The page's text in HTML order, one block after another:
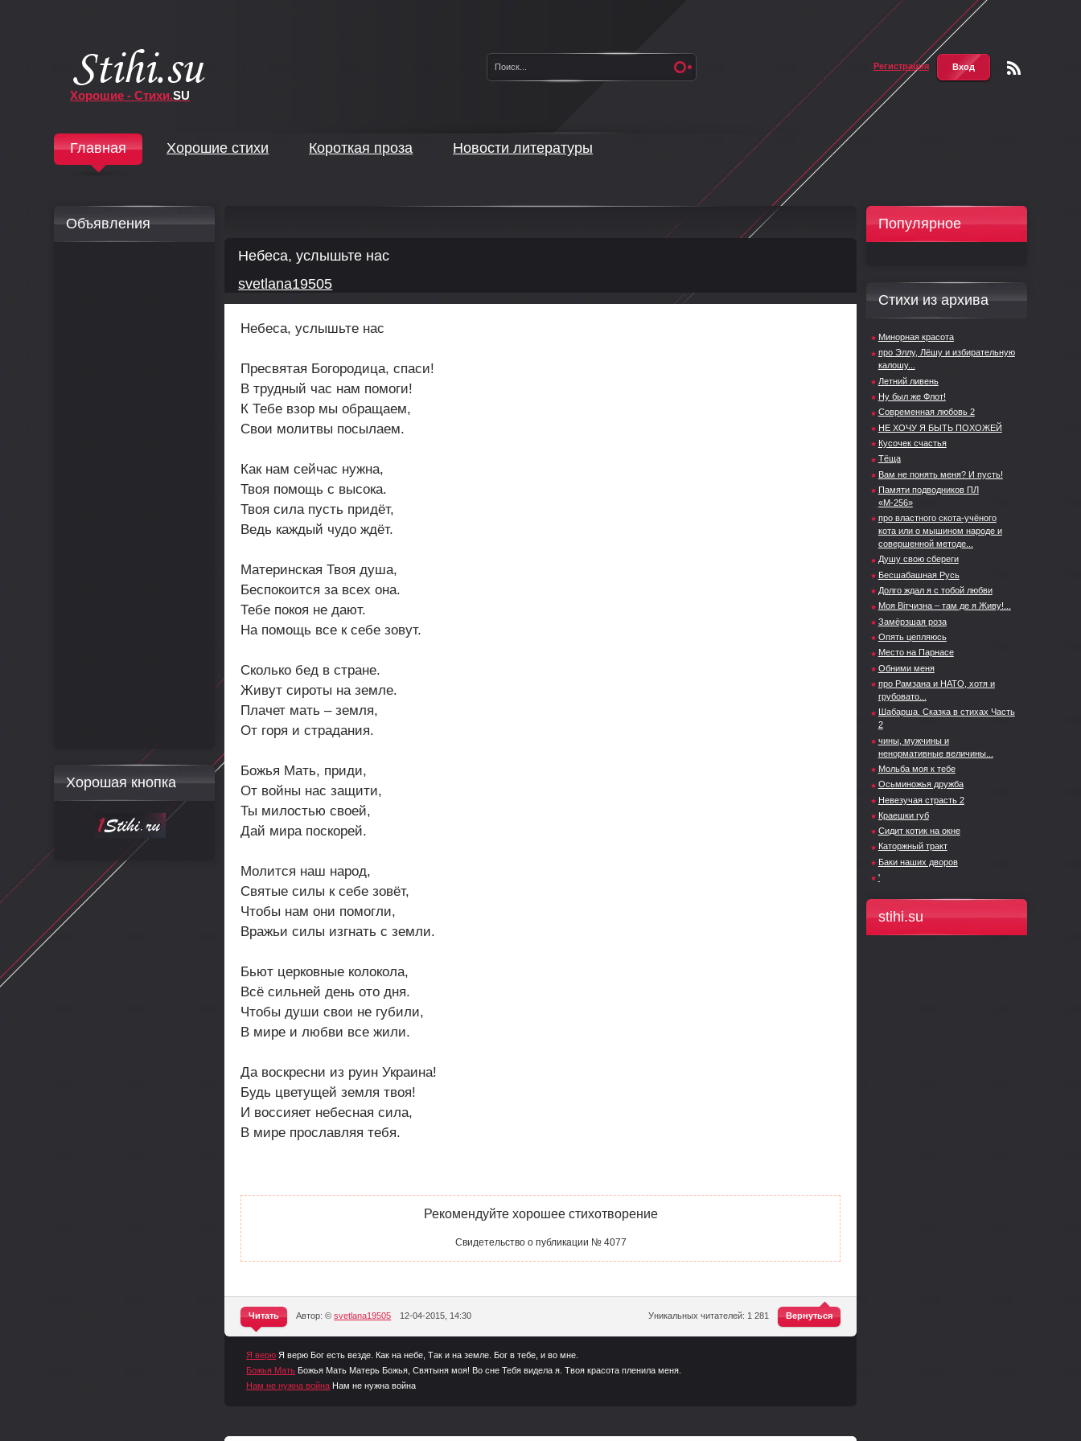
Хорошие - Стихи.SU
Регистрация Вход
Главная Хорошие стихи Короткая проза Новости литературы
Небеса, услышьте нас
svetlana19505
Небеса, услышьте нас
Пресвятая Богородица, спаси!
В трудный час нам помоги!
К Тебе взор мы обращаем,
Свои молитвы посылаем.
Как нам сейчас нужна,
Твоя помощь с высока.
Твоя сила пусть придёт,
Ведь каждый чудо ждёт.
Материнская Твоя душа,
Беспокоится за всех она.
Тебе покоя не дают.
На помощь все к себе зовут.
Сколько бед в стране.
Живут сироты на земле.
Плачет мать – земля,
От горя и страдания.
Божья Мать, приди,
От войны нас защити,
Ты милостью своей,
Дай мира поскорей.
Молится наш народ,
Святые силы к себе зовёт,
Чтобы нам они помогли,
Вражьи силы изгнать с земли.
Бьют церковные колокола,
Всё сильней день ото дня.
Чтобы души свои не губили,
В мире и любви все жили.
Да воскресни из руин Украина!
Будь цветущей земля твоя!
И воссияет небесная сила,
В мире прославляя тебя.
Рекомендуйте хорошее стихотворение
Свидетельство о публикации № 4077
Вернуться
Уникальных читателей: 1 281
Читать
^
Автор: ©svetlana19505 12-04-2015, 14:30
Я верю Я верю Бог есть везде. Как на небе, Так и на земле. Бог в тебе, и во мне.
Божья Мать Божья Мать Матерь Божья, Святыня моя! Во сне Тебя видела я. Твоя красота пленила меня.
Нам не нужна война Нам не нужна война
Популярное
Стихи из архива
Минорная красота
про Эллу, Лёшу и избирательную
калошу...
Летний ливень
Ну был же Флот!
Современная любовь 2
НЕ ХОЧУ Я БЫТЬ ПОХОЖЕЙ
Кусочек счастья
Тёща
Вам не понять меня? И пусть!
Памяти подводников ПЛ
«М-256»
про властного скота-учёного
кота или о мышином народе и
совершенной методе...
Душу свою сбереги
Бесшабашная Русь
Долго ждал я с тобой любви
Моя Вітчизна – там де я Живу!...
Замёрзшая роза
Опять цепляюсь
Место на Парнасе
Обними меня
про Рамзана и НАТО, хотя и
грубовато...
Шабарша. Сказка в стихах Часть
2
чины, мужчины и
ненормативные величины...
Мольба моя к тебе
Осьминожья дружба
Невезучая страсть 2
Краешки губ
Сидит котик на окне
Каторжный тракт
Баки наших дворов
'
stihi.su
Объявления
Хорошая кнопка